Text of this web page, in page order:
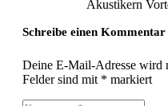
Akustikern
Schreibe einen Kommentar
Deine E-Mail-Adresse wird
Felder sind mit * markiert